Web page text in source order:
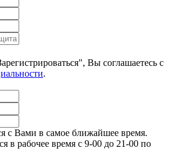
Вы соглашаетесь с
.
с Вами в самое ближайшее время.
в рабочее время с 9-00 до 21-00 по